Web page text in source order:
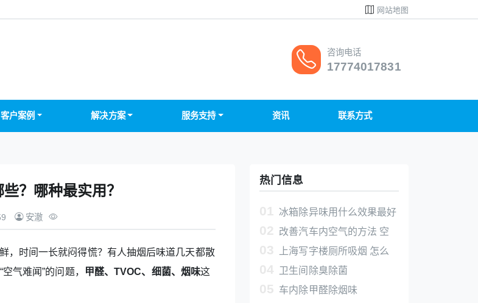
网站地图
咨询电话
17774017831
客户案例 解决方案 服务支持 资讯 联系方式
？哪种最实用？
安澈
，时间一长就闷得慌？有人抽烟后味道几天都散
气难闻”的问题，
甲醛、TVOC、细菌、烟味这
热门信息
冰箱除异味用什么效果最好
空气净化片除异味杀菌消毒
改善汽车内空气的方法 空
气净化片杀菌除臭除异味除甲醛
上海写字楼厕所吸烟 怎么
解决卫生间的烟味
卫生间除臭除菌
车内除甲醛除烟味